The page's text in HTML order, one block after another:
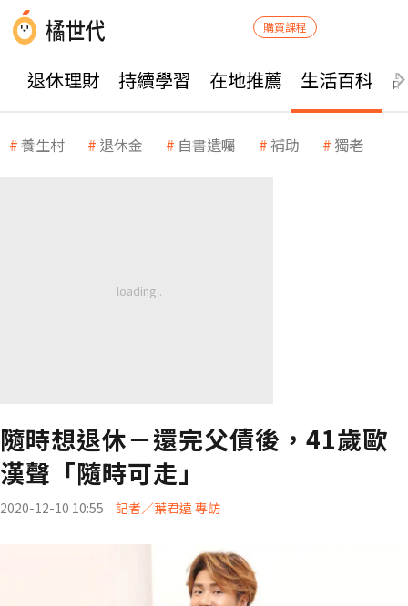
購買課程
退休理財 持續學習 在地推薦 生活百科
養生村 退休金 自書遺囑 補助 獨老
隨時想退休－還完父債後，41歲歐
漢聲「隨時可走」
2020-12-10 10:55 記者／葉君遠 專訪